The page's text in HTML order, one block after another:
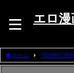
エロ
ホーム YOSHITORA